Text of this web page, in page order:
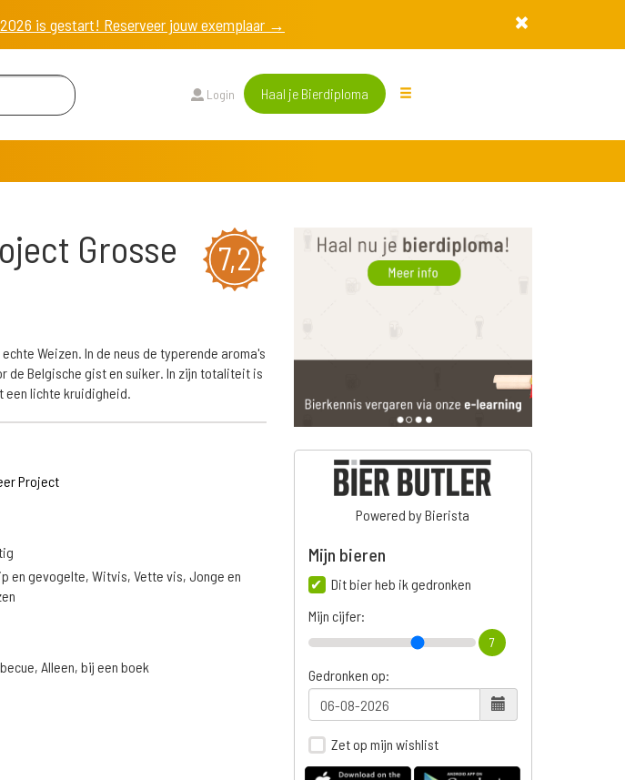
is gestart! Reserveer jouw exemplaar →
Login Haal je Bierdiploma
7,2
Grosse
Weizen. In de neus de typerende aroma's
de Belgische gist en suiker. In zijn totaliteit is
een lichte kruidigheid.
Project
en gevogelte, Witvis, Vette vis, Jonge en
Alleen, bij een boek
Powered by Bierista
Mijn bieren
Dit bier heb ik gedronken
Mijn cijfer:
7
Gedronken op:
Zet op mijn wishlist